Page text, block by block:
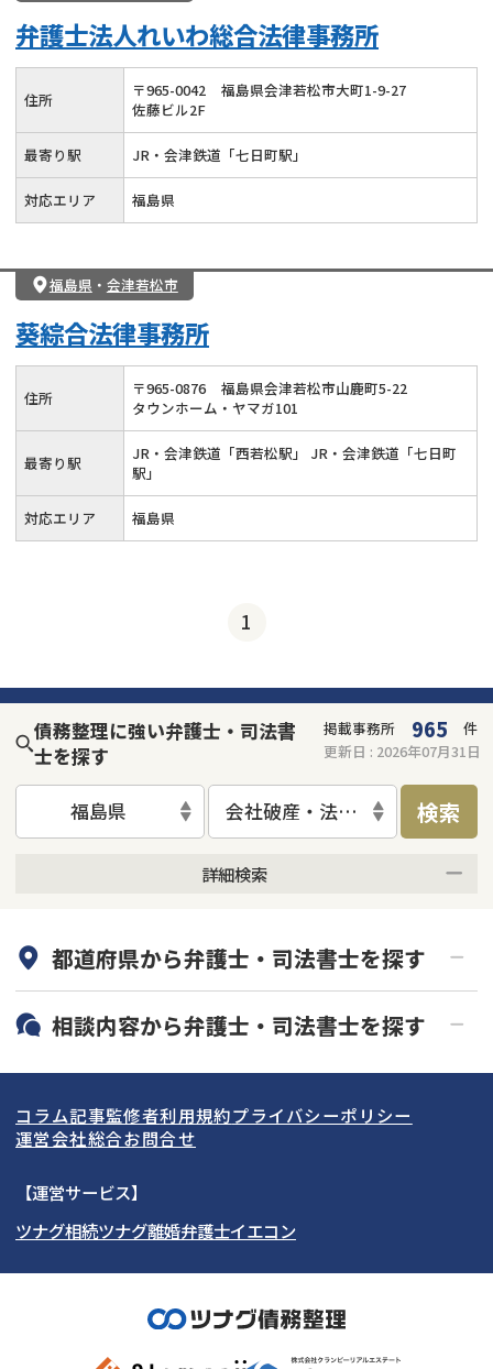
弁護士法人れいわ総合法律事務所
住所 〒965-0042
福島県会津若松市大町1-9-27
佐藤ビル2F
最寄り駅 JR・会津鉄道「七日町駅」
対応エリア 福島県
福島県 ・ 会津若松市
葵綜合法律事務所
住所 〒965-0876
福島県会津若松市山鹿町5-22
タウンホーム・ヤマガ101
最寄り駅
JR・会津鉄道「西若松駅」 JR・会津鉄道「七日町
駅」
対応エリア 福島県
1
債務整理に強い弁護士・司法書
士を探す
掲載事務所 965
件
更新日 : 2026年07月31日
福島県 会社破産・法人破産 検索
詳細検索
初回相談無料
土日祝の相談可能
都道府県から弁護士・司法書士を探す
北海道・東北
北海道 青森県
岩手県 宮城県
秋田県
福島県
関東
東京都 神奈川県
埼玉県
茨城県 群馬県
東海
愛知県
岐阜県 山梨県
関西
大阪府 京都府
奈良県
和歌山県
北陸・甲信越
石川県
富山県
岡山県
九州・沖縄
相談内容から弁護士・司法書士を探す
任意整理
個人再生
会社破産・法人破産
消費者金融・サラ金
カードローン・クレジッ
ト会社
奨学金
コラム記事監修者利用規約プライバシーポリシー
運営会社総合お問合せ
【運営サービス】
ツナグ相続ツナグ離婚弁護士イエコン